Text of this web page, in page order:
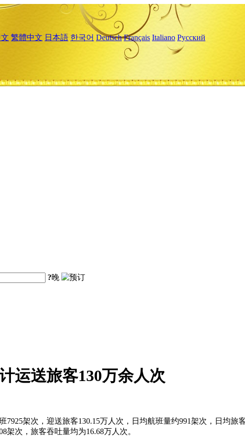
繁體中文 日本語 한국어 Deutsch Français Italiano Русский
?晚
运送旅客130万余人次
架次，迎送旅客130.15万人次，日均航班量约991架次，日均旅
架次，旅客吞吐量均为16.68万人次。